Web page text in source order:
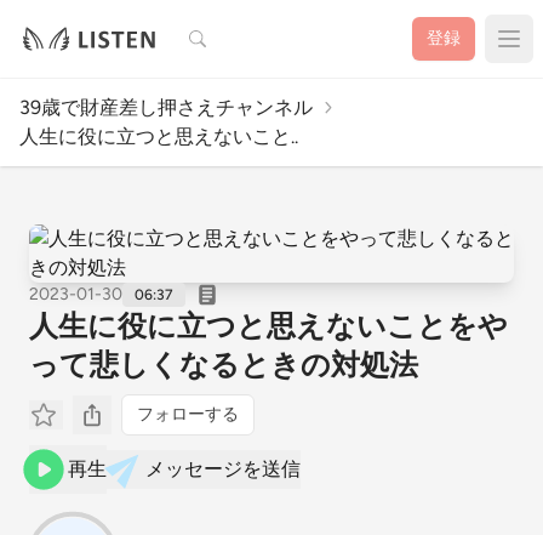
検索 登録
39歳で財産差し押さえチャンネル
人生に役に立つと思えないこと..
2023-01-30 06:37
人生に役に立つと思えないことをや
って悲しくなるときの対処法
フォローする
再生 メッセージを送信